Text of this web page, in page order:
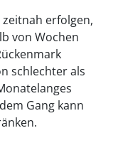
erfolgen,
von Wochen
schlechter als
Gang kann